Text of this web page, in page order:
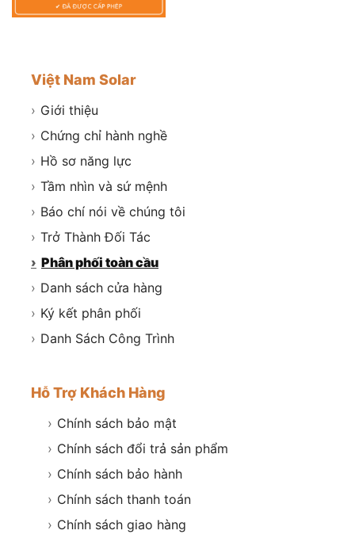
Việt Nam Solar
› Giới thiệu
› Chứng chỉ hành nghề
› Hồ sơ năng lực
› Tầm nhìn và sứ mệnh
› Báo chí nói về chúng tôi
› Trở Thành Đối Tác
› Phân phối toàn cầu
› Danh sách cửa hàng
› Ký kết phân phối
› Danh Sách Công Trình
Hỗ Trợ Khách Hàng
› Chính sách bảo mật
› Chính sách đổi trả sản phẩm
› Chính sách bảo hành
› Chính sách thanh toán
› Chính sách giao hàng